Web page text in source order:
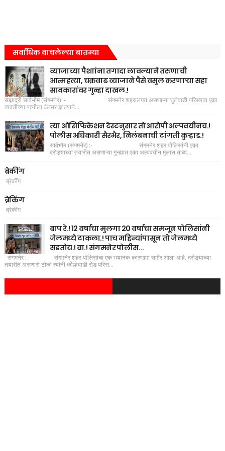
सर्वाधिक वाचलेल्या बातम्या
व्याजाच्या पैशाांना तगादा लावल्याने तरुणाची
आत्महत्या, चक्रवाढ व्याजाने पैसे वसुल करणाऱ्या सहा
सावकारांवर गुन्हा दाखल.!
सह्याद्री सार्वभौम (संगमनेर) :- संगमनेर शहरालगत असणाऱ्या घुलेवाडी परिसरात एका
व्यक्तीच्या पत्नीला कॅन्सर झाल्याने...
त्या ओसिफिकेशन टेस्टनुसार तो आरोपी अल्पवयीनच.!
पोलीस अधिकारी सैरभैर, निलंबनाची टांगती कुऱ्हाड.!
सार्वभौम (संगमनेर) :- संगमनेर शहर पोलिसांनी एका
दरोड्याच्या तयारीत असणाऱ्या गुन्ह्यात एका अल्पवयीन मुलास ताब्य...
ब्रेकींग
ब्रेकींग
ब्रेकिंग
ब्रेकींग
बाप रे.! 12 वर्षाचा मुलगा 20 वर्षाचा समजून पोलिसांनी
जेलमध्ये टाकला.! पाच महिन्यांपासून तो जेलमध्ये
सडतोय.! वा.! संगमनेर पोलीस...
संगमनेर :- संगमनेर शहर पोलिसांचा एक भयानक कारणामा समोर आला आहे. दरोड्याच्या
तयारीत असणारी टोळी त्यांनी कोल्हेवाडी रोड परिस...